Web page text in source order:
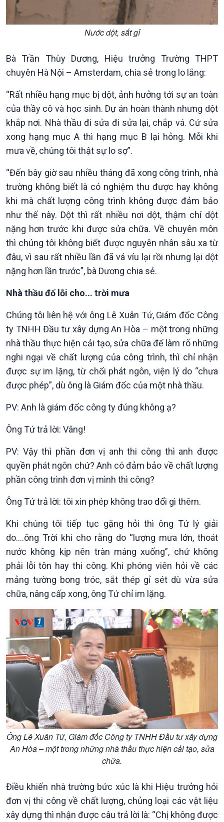
Tin Đời sống & Xã hội
360 độ Sức khỏe
Chuyển đổi Xanh
Tài nguyên và Môi trường
Chuyên gia của bạn
Xã hội chuyển động
Bước chân đến trường
Khoa học & Công nghệ
Tin Khoa học & Công nghệ
Kết nối công nghệ
Sống chung với biến đổi
khí hậu
Tin Văn hoá & Du lịch
Chát với người nổi tiếng
Câu chuyện Thể thao
Ảnh
Video
Infographic
Nước dột, sắt gỉ
Bà Trần Thùy Dương, Hiệu trưởng Trường THPT
chuyên Hà Nội – Amsterdam, chia sẻ trong lo lắng:
“Rất nhiều hạng mục bị dột, ảnh hưởng tới sự an toàn
của thầy cô và học sinh. Dự án hoàn thành nhưng dột
khắp nơi. Nhà thầu đi sửa đi sửa lại, chắp vá. Cứ sửa
xong hạng mục A thì hạng mục B lại hỏng. Mỗi khi
mưa về, chúng tôi thật sự lo sợ”.
“Đến bây giờ sau nhiều tháng đã xong công trình, nhà
trường không biết là có nghiệm thu được hay không
khi mà chất lượng công trình không được đảm bảo
như thế này. Dột thì rất nhiều nơi dột, thậm chí dột
nặng hơn trước khi được sửa chữa. Về chuyên môn
thì chúng tôi không biết được nguyên nhân sâu xa từ
đâu, vì sau rất nhiều lần đã vá víu lại rồi nhưng lại dột
nặng hơn lần trước”, bà Dương chia sẻ.
Nhà thầu đổ lỗi cho... trời mưa
Chúng tôi liên hệ với ông Lê Xuân Tứ, Giám đốc Công
ty TNHH Đầu tư xây dựng An Hòa – một trong những
nhà thầu thực hiện cải tạo, sửa chữa để làm rõ những
nghi ngại về chất lượng của công trình, thì chỉ nhận
được sự im lặng, từ chối phát ngôn, viện lý do “chưa
được phép”, dù ông là Giám đốc của một nhà thầu.
PV: Anh là giám đốc công ty đúng không ạ?
Ông Tứ trả lời: Vâng!
PV: Vậy thì phần đơn vị anh thi công thì anh được
quyền phát ngôn chứ? Anh có đảm bảo về chất lượng
phần công trình đơn vị mình thì công?
Ông Tứ trả lời: tôi xin phép không trao đổi gì thêm.
Khi chúng tôi tiếp tục gặng hỏi thì ông Tứ lý giải
do….ông Trời khi cho rằng do “lượng mưa lớn, thoát
nước không kịp nên tràn máng xuống”, chứ không
phải lỗi tôn hay thi công. Khi phóng viên hỏi về các
mảng tường bong tróc, sắt thép gỉ sét dù vừa sửa
chữa, nâng cấp xong, ông Tứ chỉ im lặng.
Ông Lê Xuân Tứ, Giám đốc Công ty TNHH Đầu tư xây dựng
An Hòa – một trong những nhà thầu thực hiện cải tạo, sửa
chữa.
Điều khiến nhà trường bức xúc là khi Hiệu trưởng hỏi
đơn vị thi công về chất lượng, chủng loại các vật liệu
xây dựng thì nhận được câu trả lời là: “Chị không được